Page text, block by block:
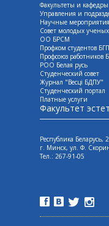
Факультеты и кафедры
Управления и
Научные мероприятия
Совет молодых ученых
ОО БРСМ
Профком студентов
Профсоюз работников
РОО Белая русь
Студенческий совет
Журнал "Весцi БДПУ"
Студенческий портал
Платные услуги
Факультет
Республика Беларусь,
г. Минск, ул. Ф.
Tел.: 267-91-05